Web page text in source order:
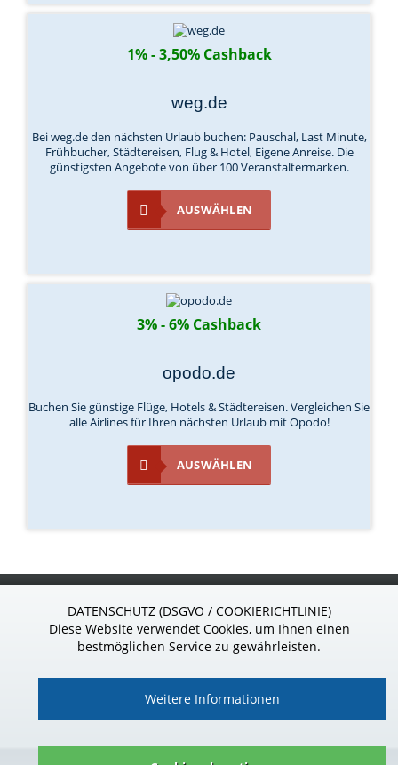
1% - 3,50% Cashback
weg.de
Bei weg.de den nächsten Urlaub buchen: Pauschal, Last Minute,
Frühbucher, Städtereisen, Flug & Hotel, Eigene Anreise. Die
günstigsten Angebote von über 100 Veranstaltermarken.
AUSWÄHLEN
3% - 6% Cashback
opodo.de
Buchen Sie günstige Flüge, Hotels & Städtereisen. Vergleichen Sie
alle Airlines für Ihren nächsten Urlaub mit Opodo!
AUSWÄHLEN
Wir sind gern für Sie da!
Telefon: 037296 - 927 39 85
Impressum|Datenschutz|Kontakt|AGB|Vertrag widerrufen
DATENSCHUTZ (DSGVO / COOKIERICHTLINIE)
Diese Website verwendet Cookies, um Ihnen einen
bestmöglichen Service zu gewährleisten.
Weitere Informationen